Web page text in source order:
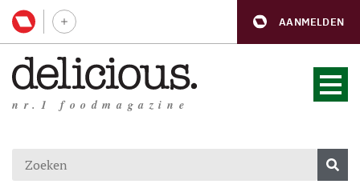
AANMELDEN
nr.1 foodmagazine